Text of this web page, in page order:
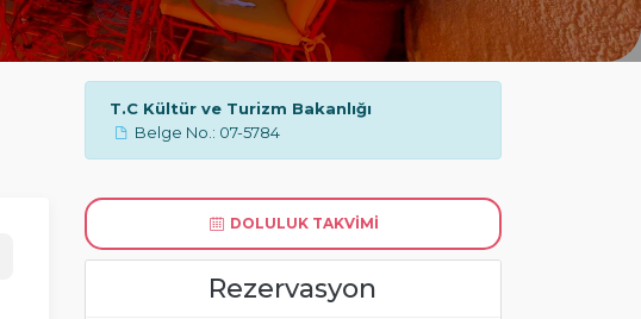
T.C Kültür ve Turizm Bakanlığı
Belge No.: 07-5784
DOLULUK TAKVIMI
Rezervasyon